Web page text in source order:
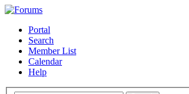
Portal
Search
Member List
Calendar
Help